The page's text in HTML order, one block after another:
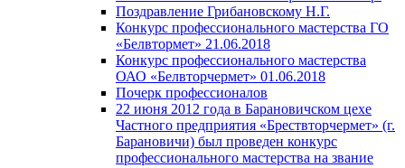
Поздравление Грибановскому Н.Г.
Конкурс профессионального мастерства ГО
«Белвтормет» 21.06.2018
Конкурс профессионального мастерства
ОАО «Белвторчермет» 01.06.2018
Почерк профессионалов
22 июня 2012 года в Барановичском цехе
Частного предприятия «Брествторчермет» (г.
Барановичи) был проведен конкурс
профессионального мастерства на звание